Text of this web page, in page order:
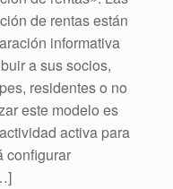
de rentas están
informativa
a sus socios,
residentes o no
este modelo es
activa para
configurar